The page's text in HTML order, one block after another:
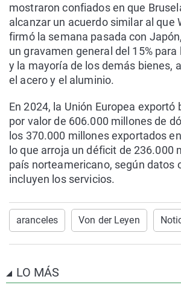
mostraron confiados en que
alcanzar un acuerdo similar al que
firmó la semana pasada con
un gravamen general del 15%
y la mayoría de los demás bienes,
el acero y el aluminio.
En 2024, la Unión Europea exportó
por valor de 606.000 millones de
los 370.000 millones exportados
lo que arroja un déficit de 236.000
país norteamericano, según datos
incluyen los servicios.
aranceles Von der Leyen
LO MÁS